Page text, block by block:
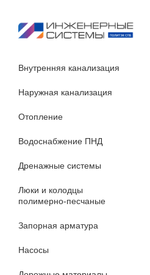
Внутренняя канализация
Наружная канализация
Отопление
Водоснабжение ПНД
Дренажные системы
Люки и колодцы
полимерно-песчаные
Запорная арматура
Насосы